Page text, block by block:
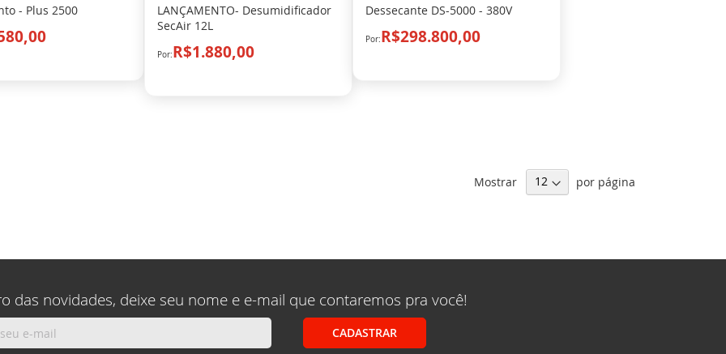
- Plus 2500
LANÇAMENTO- Desumidificador
SecAir 12L
R$1.880,00
Dessecante DS-5000 - 380V
R$298.800,00
Mostrar por página
das novidades, deixe seu nome e e-mail que contaremos pra você!
CADASTRAR